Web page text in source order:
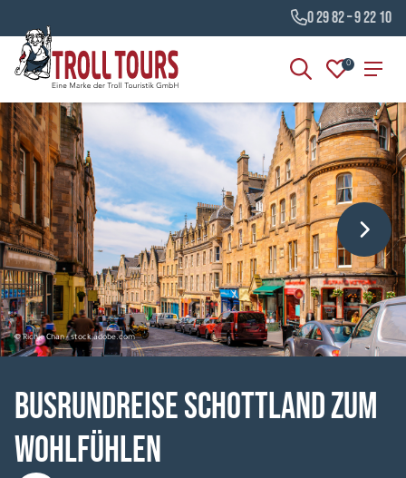
0 29 82 – 9 22 10
0
© Richie Chan - stock.adobe.com
Busrundreise Schottland zum
Wohlfühlen